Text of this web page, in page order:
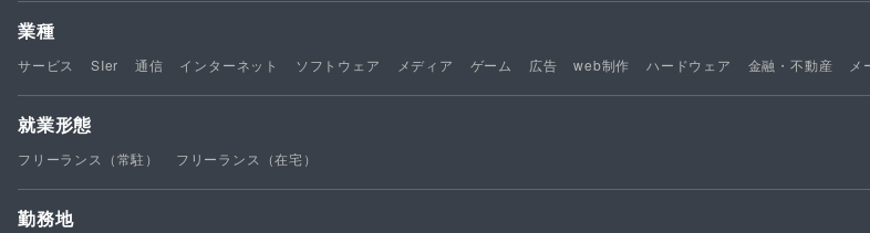
業種
サービス SIer 通信 インターネット ソフトウェア メディア ゲーム 広告 web制作 ハードウェア 金融・不動産 メ
就業形態
フリーランス（常駐） フリーランス（在宅）
勤務地